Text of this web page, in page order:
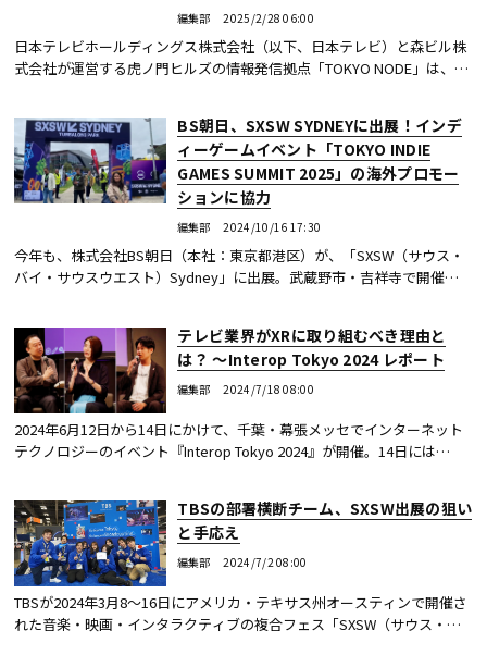
編集部 2025/2/28 06:00
日本テレビホールディングス株式会社（以下、日本テレビ）と森ビル株
式会社が運営する虎ノ門ヒルズの情報発信拠点「TOKYO NODE」は、ア
BS朝日、SXSW SYDNEYに出展！インデ
ィーゲームイベント「TOKYO INDIE
GAMES SUMMIT 2025」の海外プロモー
ションに協力
編集部 2024/10/16 17:30
今年も、株式会社BS朝日（本社：東京都港区）が、「SXSW（サウス・
バイ・サウスウエスト）Sydney」に出展。武蔵野市・吉祥寺で開催さ
テレビ業界がXRに取り組むべき理由と
は？ 〜Interop Tokyo 2024 レポート
編集部 2024/7/18 08:00
2024年6月12日から14日にかけて、千葉・幕張メッセでインターネット
テクノロジーのイベント『Interop Tokyo 2024』が開催。14日には
TBSの部署横断チーム、SXSW出展の狙い
と手応え
編集部 2024/7/2 08:00
TBSが2024年3月8〜16日にアメリカ・テキサス州オースティンで開催さ
れた音楽・映画・インタラクティブの複合フェス「SXSW（サウス・バ